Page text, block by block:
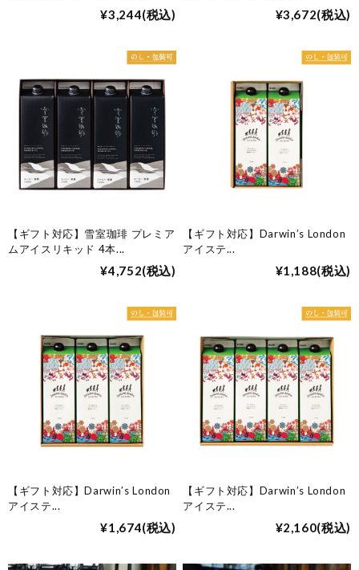
¥3,244(税込) ¥3,672(税込)
【ギフト対応】雪室珈琲 プレミア
ムアイスリキッド 4本...
¥4,752(税込)
【ギフト対応】Darwin’s London
アイステ...
¥1,188(税込)
【ギフト対応】Darwin’s London
アイステ...
¥1,674(税込)
【ギフト対応】Darwin’s London
アイステ...
¥2,160(税込)